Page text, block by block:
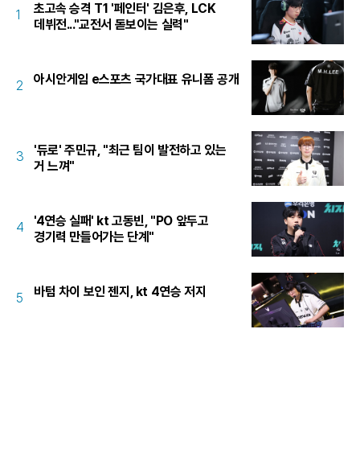
1
초고속 승격 T1 '페인터' 김은후, LCK
데뷔전..."교전서 돋보이는 실력"
2 아시안게임 e스포츠 국가대표 유니폼 공개
3
'듀로' 주민규, "최근 팀이 발전하고 있는
거 느껴"
4
'4연승 실패' kt 고동빈, "PO 앞두고
경기력 만들어가는 단계"
5 바텀 차이 보인 젠지, kt 4연승 저지